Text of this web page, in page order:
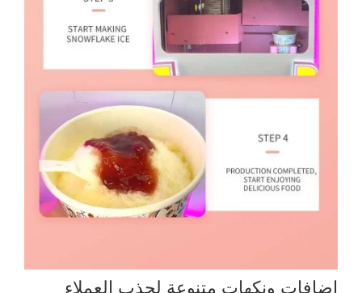
إضافات ونكهات متنوعة لجذب العملاء